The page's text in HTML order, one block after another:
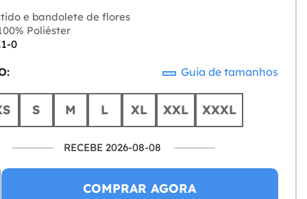
e bandolete de flores
Poliéster
0
Guia de tamanhos
S M L XL XXL XXXL
RECEBE 2026-08-08
COMPRAR AGORA